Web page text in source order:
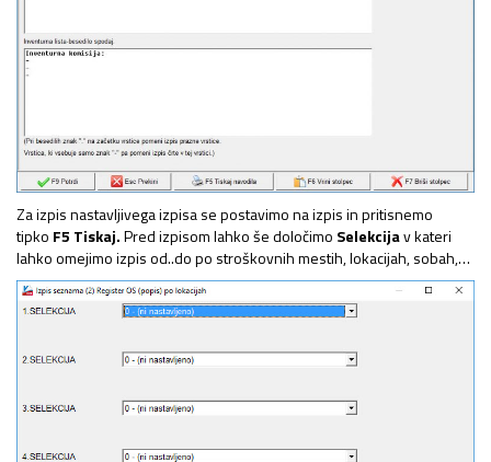
Za izpis nastavljivega izpisa se postavimo na izpis in pritisnemo
tipko F5 Tiskaj.Pred izpisom lahko še določimo Selekcijav kateri
lahko omejimo izpis od..do po stroškovnih mestih, lokacijah, sobah,…